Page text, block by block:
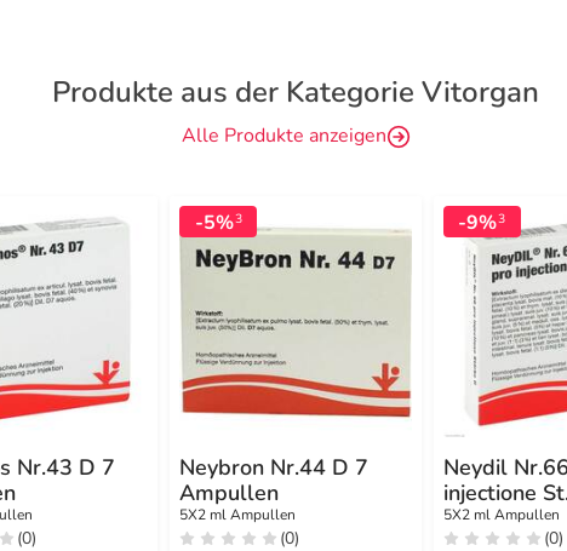
Produkte aus der Kategorie Vitorgan
Alle Produkte anzeigen
Nr.43 D 7
(0)
-5%3
Neybron Nr.44 D 7
Ampullen
5X2 ml Ampullen
(0)
-9%3
Neydil
injectione
Ampullen
5X2 ml Ampullen
(0)